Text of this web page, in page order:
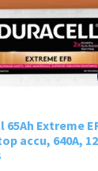
65Ah Extreme
accu, 640A,